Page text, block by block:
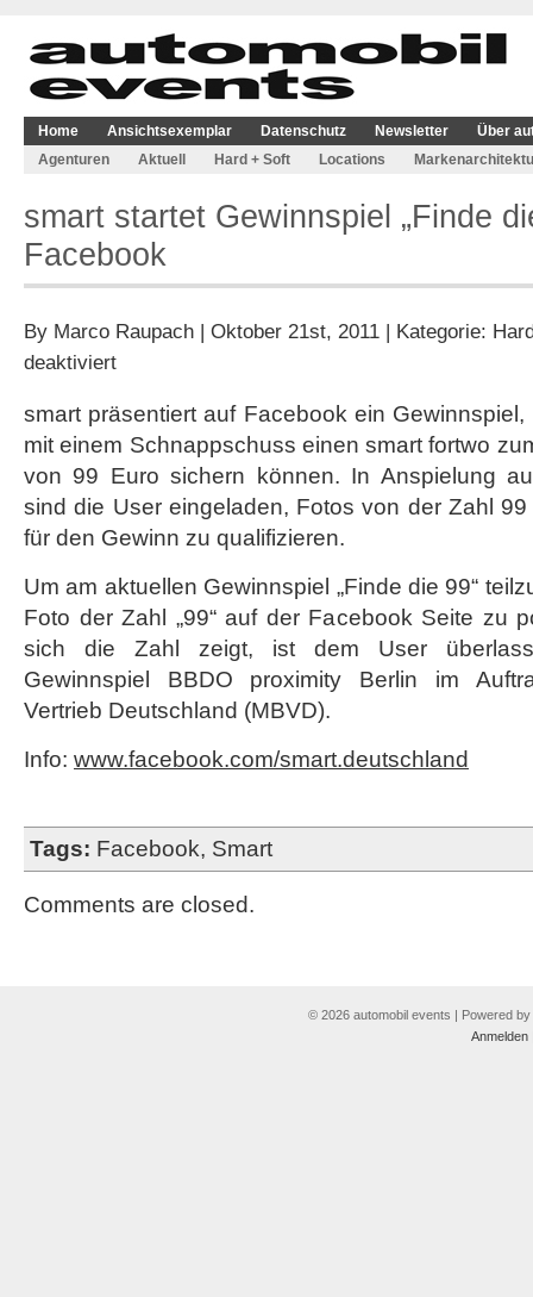
Home Ansichtsexemplar Datenschutz Newsletter
Über
Agenturen
Aktuell Hard + Soft Locations
smart startet Gewinnspiel „Finde
Facebook
By Marco Raupach | Oktober 21st, 2011 | Kategorie:
deaktiviertfür
Gewinnspiel
„Finde
99“
auf
Facebook
smart präsentiert auf Facebook ein
mit einem Schnappschuss einen smart fortwo
von 99 Euro sichern können. In Anspielung
sind die User eingeladen, Fotos von der Zahl
für den Gewinn zu qualifizieren.
Um am aktuellen Gewinnspiel „Finde die 99“
Foto der Zahl „99“ auf der Facebook Seite zu
sich die Zahl zeigt, ist dem User
Gewinnspiel BBDO proximity Berlin im
Vertrieb Deutschland (MBVD).
Info: www.facebook.com/smart.deutschland
Tags: Facebook, Smart
Comments are closed.
© 2026 automobil events | Powered by
Anmelden|